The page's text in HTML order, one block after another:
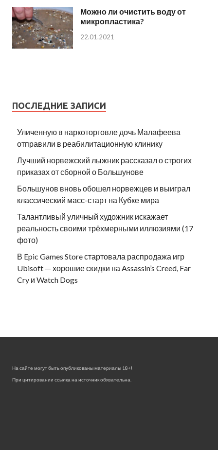
Можно ли очистить воду от
микропластика?
22.01.2021
ПОСЛЕДНИЕ ЗАПИСИ
Уличенную в наркоторговле дочь Малафеева
отправили в реабилитационную клинику
Лучший норвежский лыжник рассказал о строгих
приказах от сборной о Большунове
Большунов вновь обошел норвежцев и выиграл
классический масс-старт на Кубке мира
Талантливый уличный художник искажает
реальность своими трёхмерными иллюзиями (17
фото)
В Epic Games Store стартовала распродажа игр
Ubisoft — хорошие скидки на Assassin’s Creed, Far
Cry и Watch Dogs
На сайте могут быть опубликованы материалы 18+!
При цитировании ссылка на источник обязательна.